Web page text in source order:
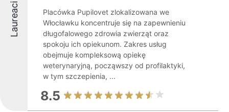
Laureaci
Placówka Pupilovet zlokalizowana we
Włocławku koncentruje się na zapewnieniu
długofalowego zdrowia zwierząt oraz
spokoju ich opiekunom. Zakres usług
obejmuje kompleksową opiekę
weterynaryjną, począwszy od profilaktyki,
w tym szczepienia, ...
8.5